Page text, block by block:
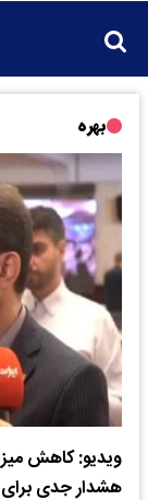
بهره
ویدیو: کاهش
هشدار جدی